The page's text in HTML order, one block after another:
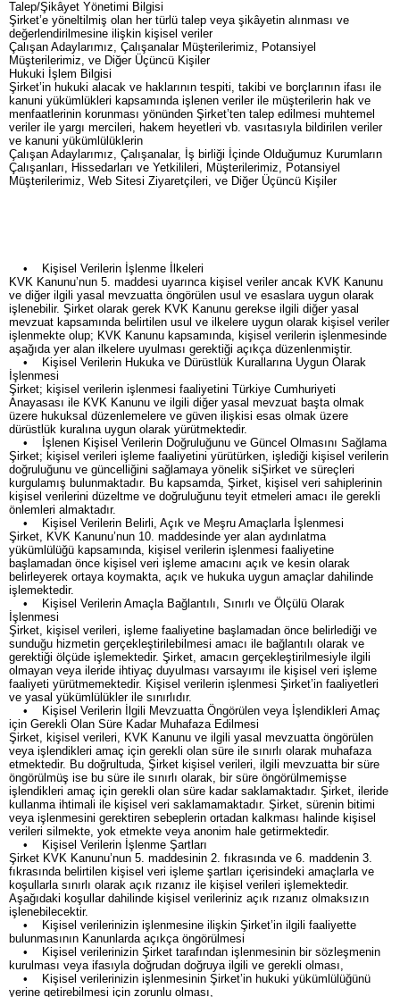
Talep/Şikâyet Yönetimi Bilgisi
Şirket’e yöneltilmiş olan her türlü talep veya şikâyetin alınması ve
değerlendirilmesine ilişkin kişisel veriler
Çalışan Adaylarımız, Çalışanalar Müşterilerimiz, Potansiyel
Müşterilerimiz, ve Diğer Üçüncü Kişiler
Hukuki İşlem Bilgisi
Şirket’in hukuki alacak ve haklarının tespiti, takibi ve borçlarının ifası ile
kanuni yükümlükleri kapsamında işlenen veriler ile müşterilerin hak ve
menfaatlerinin korunması yönünden Şirket’ten talep edilmesi muhtemel
veriler ile yargı mercileri, hakem heyetleri vb. vasıtasıyla bildirilen veriler
ve kanuni yükümlülüklerin
Çalışan Adaylarımız, Çalışanalar, İş birliği İçinde Olduğumuz Kurumların
Çalışanları, Hissedarları ve Yetkilileri, Müşterilerimiz, Potansiyel
Müşterilerimiz, Web Sitesi Ziyaretçileri, ve Diğer Üçüncü Kişiler
• Kişisel Verilerin İşlenme İlkeleri
KVK Kanunu’nun 5. maddesi uyarınca kişisel veriler ancak KVK Kanunu
ve diğer ilgili yasal mevzuatta öngörülen usul ve esaslara uygun olarak
işlenebilir. Şirket olarak gerek KVK Kanunu gerekse ilgili diğer yasal
mevzuat kapsamında belirtilen usul ve ilkelere uygun olarak kişisel veriler
işlenmekte olup; KVK Kanunu kapsamında, kişisel verilerin işlenmesinde
aşağıda yer alan ilkelere uyulması gerektiği açıkça düzenlenmiştir.
• Kişisel Verilerin Hukuka ve Dürüstlük Kurallarına Uygun Olarak
İşlenmesi
Şirket; kişisel verilerin işlenmesi faaliyetini Türkiye Cumhuriyeti
Anayasası ile KVK Kanunu ve ilgili diğer yasal mevzuat başta olmak
üzere hukuksal düzenlemelere ve güven ilişkisi esas olmak üzere
dürüstlük kuralına uygun olarak yürütmektedir.
• İşlenen Kişisel Verilerin Doğruluğunu ve Güncel Olmasını Sağlama
Şirket; kişisel verileri işleme faaliyetini yürütürken, işlediği kişisel verilerin
doğruluğunu ve güncelliğini sağlamaya yönelik siŞirket ve süreçleri
kurgulamış bulunmaktadır. Bu kapsamda, Şirket, kişisel veri sahiplerinin
kişisel verilerini düzeltme ve doğruluğunu teyit etmeleri amacı ile gerekli
önlemleri almaktadır.
• Kişisel Verilerin Belirli, Açık ve Meşru Amaçlarla İşlenmesi
Şirket, KVK Kanunu’nun 10. maddesinde yer alan aydınlatma
yükümlülüğü kapsamında, kişisel verilerin işlenmesi faaliyetine
başlamadan önce kişisel veri işleme amacını açık ve kesin olarak
belirleyerek ortaya koymakta, açık ve hukuka uygun amaçlar dahilinde
işlemektedir.
• Kişisel Verilerin Amaçla Bağlantılı, Sınırlı ve Ölçülü Olarak
İşlenmesi
Şirket, kişisel verileri, işleme faaliyetine başlamadan önce belirlediği ve
sunduğu hizmetin gerçekleştirilebilmesi amacı ile bağlantılı olarak ve
gerektiği ölçüde işlemektedir. Şirket, amacın gerçekleştirilmesiyle ilgili
olmayan veya ileride ihtiyaç duyulması varsayımı ile kişisel veri işleme
faaliyeti yürütmemektedir. Kişisel verilerin işlenmesi Şirket’in faaliyetleri
ve yasal yükümlülükler ile sınırlıdır.
• Kişisel Verilerin İlgili Mevzuatta Öngörülen veya İşlendikleri Amaç
için Gerekli Olan Süre Kadar Muhafaza Edilmesi
Şirket, kişisel verileri, KVK Kanunu ve ilgili yasal mevzuatta öngörülen
veya işlendikleri amaç için gerekli olan süre ile sınırlı olarak muhafaza
etmektedir. Bu doğrultuda, Şirket kişisel verileri, ilgili mevzuatta bir süre
öngörülmüş ise bu süre ile sınırlı olarak, bir süre öngörülmemişse
işlendikleri amaç için gerekli olan süre kadar saklamaktadır. Şirket, ileride
kullanma ihtimali ile kişisel veri saklamamaktadır. Şirket, sürenin bitimi
veya işlenmesini gerektiren sebeplerin ortadan kalkması halinde kişisel
verileri silmekte, yok etmekte veya anonim hale getirmektedir.
• Kişisel Verilerin İşlenme Şartları
Şirket KVK Kanunu’nun 5. maddesinin 2. fıkrasında ve 6. maddenin 3.
fıkrasında belirtilen kişisel veri işleme şartları içerisindeki amaçlarla ve
koşullarla sınırlı olarak açık rızanız ile kişisel verileri işlemektedir.
Aşağıdaki koşullar dahilinde kişisel verileriniz açık rızanız olmaksızın
işlenebilecektir.
• Kişisel verilerinizin işlenmesine ilişkin Şirket’in ilgili faaliyette
bulunmasının Kanunlarda açıkça öngörülmesi
• Kişisel verilerinizin Şirket tarafından işlenmesinin bir sözleşmenin
kurulması veya ifasıyla doğrudan doğruya ilgili ve gerekli olması,
• Kişisel verilerinizin işlenmesinin Şirket’in hukuki yükümlülüğünü
yerine getirebilmesi için zorunlu olması,